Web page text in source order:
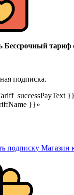
тариф
подписка.
}}»
подписку Магазин